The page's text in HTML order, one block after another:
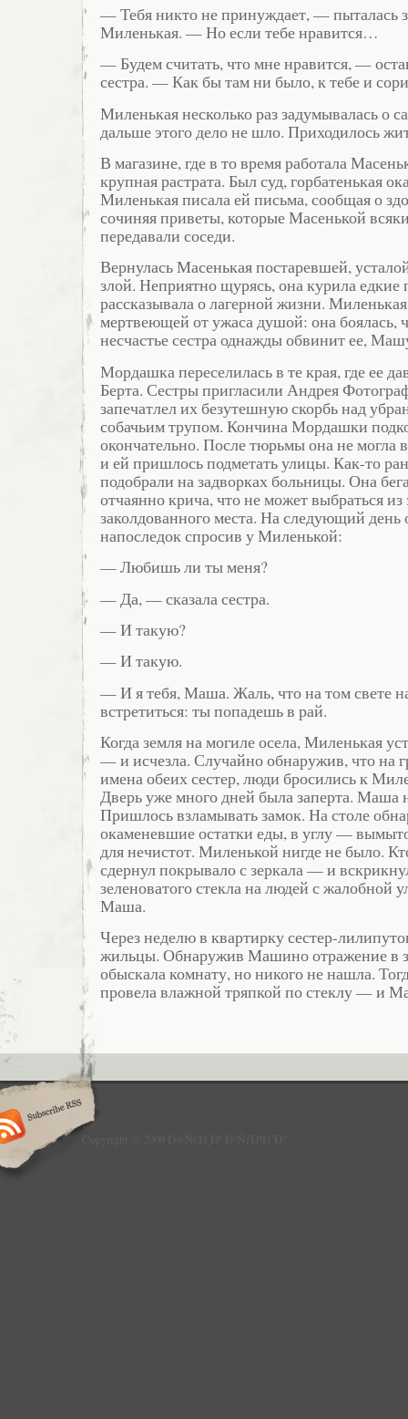
— Тебя никто не принуждает, — пыталась
Миленькая. — Но если тебе нравится…
— Будем считать, что мне нравится, —
сестра. — Как бы там ни было, к тебе и
Миленькая несколько раз задумывалась о
дальше этого дело не шло. Приходилось
В магазине, где в то время работала
крупная растрата. Был суд, горбатенькая
Миленькая писала ей письма, сообщая о
сочиняя приветы, которые Масенькой
передавали соседи.
Вернулась Масенькая постаревшей,
злой. Неприятно щурясь, она курила
рассказывала о лагерной жизни.
мертвеющей от ужаса душой: она боялась,
несчастье сестра однажды обвинит ее,
Мордашка переселилась в те края, где ее
Берта. Сестры пригласили Андрея
запечатлел их безутешную скорбь над
собачьим трупом. Кончина Мордашки
окончательно. После тюрьмы она не могла
и ей пришлось подметать улицы. Как-то
подобрали на задворках больницы. Она
отчаянно крича, что не может выбраться из
заколдованного места. На следующий день
напоследок спросив у Миленькой:
— Любишь ли ты меня?
— Да, — сказала сестра.
— И такую?
— И такую.
— И я тебя, Маша. Жаль, что на том свете
встретиться: ты попадешь в рай.
Когда земля на могиле осела, Миленькая
— и исчезла. Случайно обнаружив, что на
имена обеих сестер, люди бросились к
Дверь уже много дней была заперта. Маша
Пришлось взламывать замок. На столе
окаменевшие остатки еды, в углу —
для нечистот. Миленькой нигде не было.
сдернул покрывало с зеркала — и
зеленоватого стекла на людей с жалобной
Маша.
Через неделю в квартирку сестер-
жильцы. Обнаружив Машино отражение в
обыскала комнату, но никого не нашла.
провела влажной тряпкой по стеклу — и